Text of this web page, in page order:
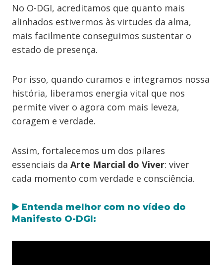
No O-DGI, acreditamos que quanto mais
alinhados estivermos às virtudes da alma,
mais facilmente conseguimos sustentar o
estado de presença.
Por isso, quando curamos e integramos nossa
história, liberamos energia vital que nos
permite viver o agora com mais leveza,
coragem e verdade.
Assim, fortalecemos um dos pilares
essenciais da Arte Marcial do Viver: viver
cada momento com verdade e consciência.
▶️ Entenda melhor com no vídeo do
Manifesto O-DGI: